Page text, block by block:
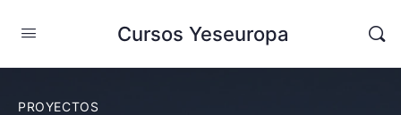
Cursos Yeseuropa
PROYECTOS